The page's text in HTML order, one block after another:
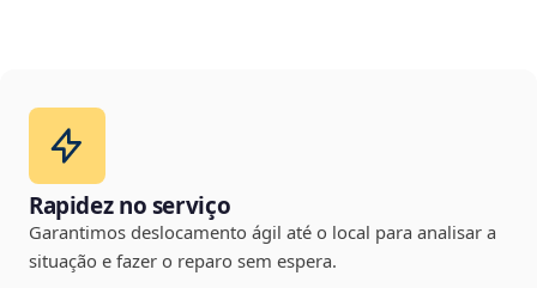
Rapidez no serviço
Garantimos deslocamento ágil até o local para analisar a
situação e fazer o reparo sem espera.